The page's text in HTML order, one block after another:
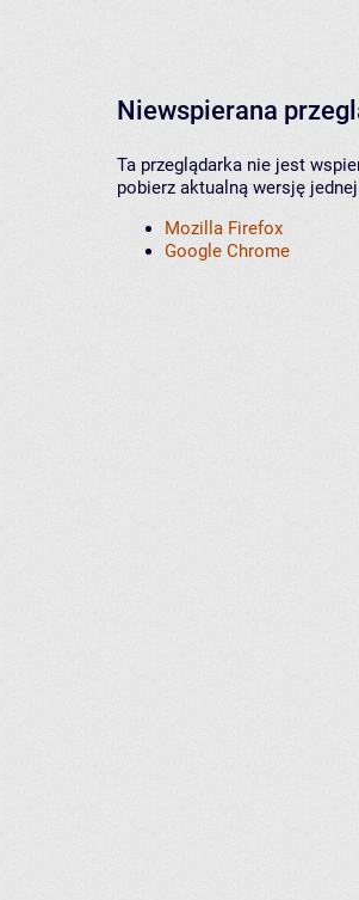
Niewspierana
Ta przeglądarka nie jest
pobierz aktualną wersję
Mozilla Firefox
Google Chrome